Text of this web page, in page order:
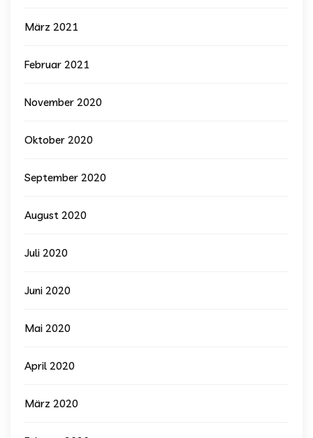
März 2021
Februar 2021
November 2020
Oktober 2020
September 2020
August 2020
Juli 2020
Juni 2020
Mai 2020
April 2020
März 2020